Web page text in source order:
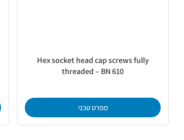
Hex socket head cap screws fully
threaded – BN 610
מפרט טכני